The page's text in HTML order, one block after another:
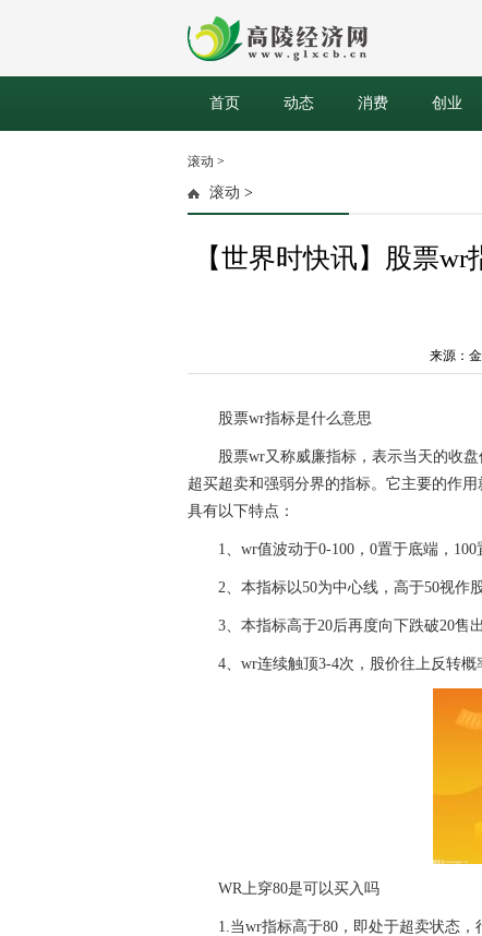
首页 动态 消费 创业
滚动 >
滚动 >
【世界时快讯】股票
来源：
股票wr指标是什么意思
股票wr又称威廉指标，表示当天的收
超买超卖和强弱分界的指标。它主要的作
具有以下特点：
1、wr值波动于0-100，0置于底端，100
2、本指标以50为中心线，高于50视作
3、本指标高于20后再度向下跌破20售
4、wr连续触顶3-4次，股价往上反转概
WR上穿80是可以买入吗
1.当wr指标高于80，即处于超卖状态，